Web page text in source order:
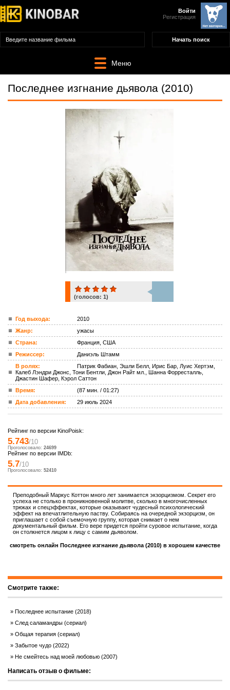
Войти
Регистрация
Меню
Последнее изгнание дьявола (2010)
ком.
(голосов: 1)
Год выхода:
2010
Жанр:
ужасы
Страна:
Франция, США
Режиссер:
Даниэль Штамм
В ролях:
Патрик Фабиан, Эшли Белл, Ирис Бар, Луис Хертэм,
Калеб Лэндри Джонс, Тони Бентли, Джон Райт мл., Шанна Форресталль,
Джастин Шафер, Кэрол Саттон
Время:
(87 мин. / 01:27)
Дата добавления:
29 июль 2024
Рейтинг по версии KinoPoisk:
5.743/10
Проголосовало: 24699
Рейтинг по версии IMDb:
5.7/10
Проголосовало: 52410
Преподобный Маркус Коттон много лет занимается экзорцизмом. Секрет его
успеха не столько в проникновенной молитве, сколько в многочисленных
трюках и спецэффектах, которые оказывают чудесный психологический
эффект на впечатлительную паству. Собираясь на очередной экзорцизм, он
приглашает с собой съемочную группу, которая снимает о нем
документальный фильм. Его вере придется пройти суровое испытание, когда
он столкнется лицом к лицу с самим дьяволом.
смотреть онлайн Последнее изгнание дьявола (2010) в хорошем качестве
Смотрите также:
Последнее испытание (2018)
След саламандры (сериал)
Общая терапия (сериал)
Забытое чудо (2022)
Не смейтесь над моей любовью (2007)
Написать отзыв о фильме: